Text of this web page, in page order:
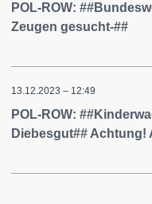
POL-ROW:
Zeugen gesucht-##
13.12.2023 – 12:49
POL-ROW:
Diebesgut## Achtung!